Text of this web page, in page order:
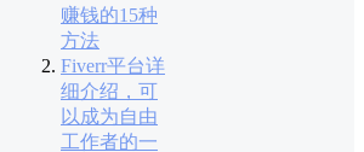
赚钱的15种
方法
Fiverr平台详
细介绍，可
以成为自由
工作者的一